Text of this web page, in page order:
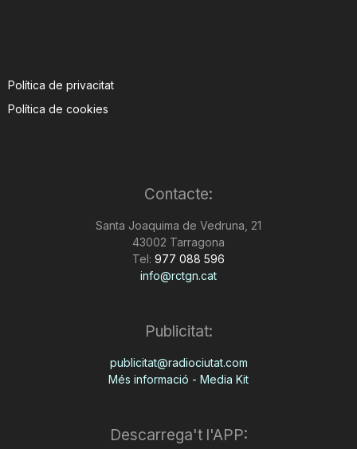
Política de privacitat
Política de cookies
Contacte:
Santa Joaquima de Vedruna, 21
43002 Tarragona
Tel: 977 088 596
info@rctgn.cat
Publicitat:
publicitat@radiociutat.com
Més informació - Media Kit
Descarrega't l'APP: